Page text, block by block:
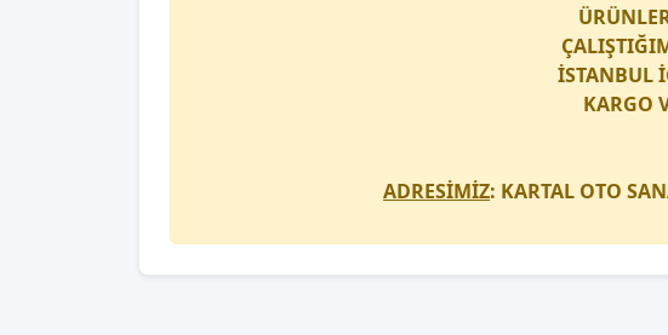
İSTANBUL
KARGO
ADRESİMİZ: KARTAL OTO